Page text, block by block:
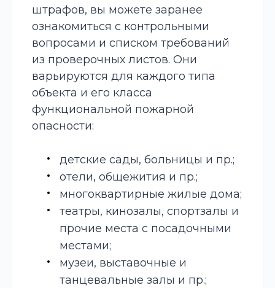
штрафов, вы можете заранее
ознакомиться с контрольными
вопросами и списком требований
из проверочных листов. Они
варьируются для каждого типа
объекта и его класса
функциональной пожарной
опасности:
детские сады, больницы и пр.;
отели, общежития и пр.;
многоквартирные жилые дома;
театры, кинозалы, спортзалы и
прочие места с посадочными
местами;
музеи, выставочные и
танцевальные залы и пр.;